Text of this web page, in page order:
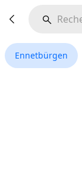
Ennetbürgen